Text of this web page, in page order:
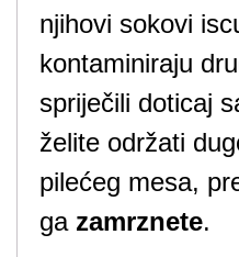
njihovi sokovi
kontaminiraju
spriječili doticaj
želite održati
pilećeg mesa,
ga zamrznete.